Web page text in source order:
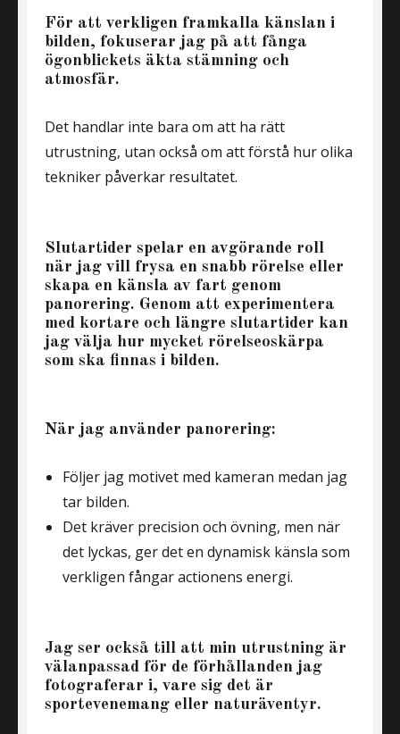
För att verkligen framkalla känslan i
bilden, fokuserar jag på att fånga
ögonblickets äkta stämning och
atmosfär.
Det handlar inte bara om att ha rätt
utrustning, utan också om att förstå hur olika
tekniker påverkar resultatet.
Slutartider spelar en avgörande roll
när jag vill frysa en snabb rörelse eller
skapa en känsla av fart genom
panorering. Genom att experimentera
med kortare och längre slutartider kan
jag välja hur mycket rörelseoskärpa
som ska finnas i bilden.
När jag använder panorering:
Följer jag motivet med kameran medan jag
tar bilden.
Det kräver precision och övning, men när
det lyckas, ger det en dynamisk känsla som
verkligen fångar actionens energi.
Jag ser också till att min utrustning är
välanpassad för de förhållanden jag
fotograferar i, vare sig det är
sportevenemang eller naturäventyr.